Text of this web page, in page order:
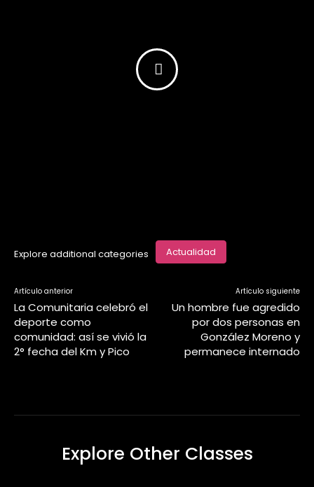
Explore additional categories Actualidad
Artículo anterior
La Comunitaria celebró el
deporte como
comunidad: así se vivió la
2° fecha del Km y Pico
Artículo siguiente
Un hombre fue agredido
por dos personas en
González Moreno y
permanece internado
Explore Other Classes